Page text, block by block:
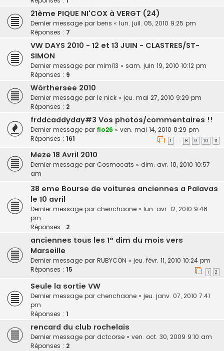
21ème PIQUE NI'COX à VERGT (24)
Dernier message par bens « lun. juil. 05, 2010 9:25 pm
Réponses : 7
VW DAYS 2010 - 12 et 13 JUIN - CLASTRES/ST-
SIMON
Dernier message par mimi13 « sam. juin 19, 2010 10:12 pm
Réponses : 9
Wörthersee 2010
Dernier message par le nick « jeu. mai 27, 2010 9:29 pm
Réponses : 2
frddcaddyday#3 Vos photos/commentaires !!
Dernier message par flo26 « ven. mai 14, 2010 8:29 pm
Réponses : 161 1 … 8 9 10 11
Meze 18 Avril 2010
Dernier message par Cosmocats « dim. avr. 18, 2010 10:57
am
38 eme Bourse de voitures anciennes a Palavas
le 10 avril
Dernier message par chenchaone « lun. avr. 12, 2010 9:48
pm
Réponses : 2
anciennes tous les 1° dim du mois vers
Marseille
Dernier message par RUBYCON « jeu. févr. 11, 2010 10:24 pm
Réponses : 15 1 2
Seule la sortie VW
Dernier message par chenchaone « jeu. janv. 07, 2010 7:41
pm
Réponses : 1
rencard du club rochelais
Dernier message par dctcorse « ven. oct. 30, 2009 9:10 am
Réponses : 2